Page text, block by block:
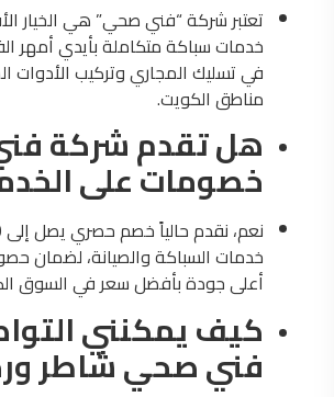
تعتبر شركة “فني صحي” هي الخيار
خدمات سباكة متكاملة بأيدي أمهر
في تسليك المجاري وتركيب الأدوات
مناطق الكويت.
هل تقدم شركة
خصومات على
خدمات السباكة والصيانة، لضمان
أعلى جودة بأفضل سعر في السوق
كيف يمكنني
فني صحي شاطر